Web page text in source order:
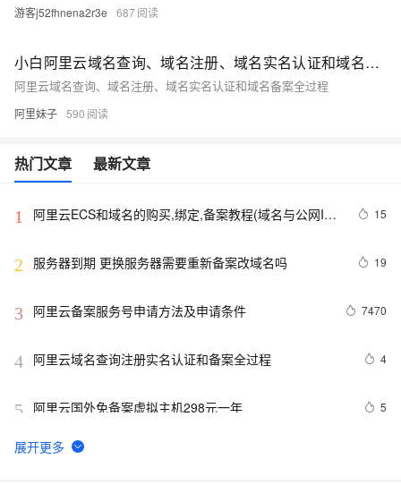
游客j52fhnena2r3e 687
小白阿里云域名查询、域名注册、域名实名认证和域名备案全过程
阿里云域名查询、域名注册、域名实名认证和域名备案全过程
阿里妹子 590
热门文章 最新文章
1
阿里云ECS和域名的购买,绑定,备案教程(域名与公网IP
15
2 服务器到期 更换服务器需要重新备案改域名吗 19
3 阿里云备案服务号申请方法及申请条件 7470
4 阿里云域名查询注册实名认证和备案全过程 4
5 阿里云国外免备案虚拟主机298元一年 5
6
公安部备案“网络接入服务商”和“域名商”所属地区管辖选